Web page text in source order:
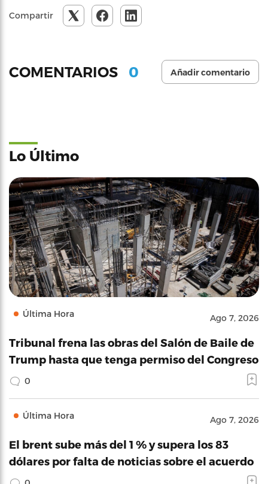
Compartir
COMENTARIOS 0 Añadir comentario
Lo Último
Última Hora Ago 7, 2026
Tribunal frena las obras del Salón de Baile de
Trump hasta que tenga permiso del Congreso
0
Última Hora Ago 7, 2026
El brent sube más del 1 % y supera los 83
dólares por falta de noticias sobre el acuerdo